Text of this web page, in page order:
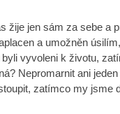
jen sám za sebe a
a umožněn
vyvoleni k životu,
Nepromarnit ani
zatímco my jsme